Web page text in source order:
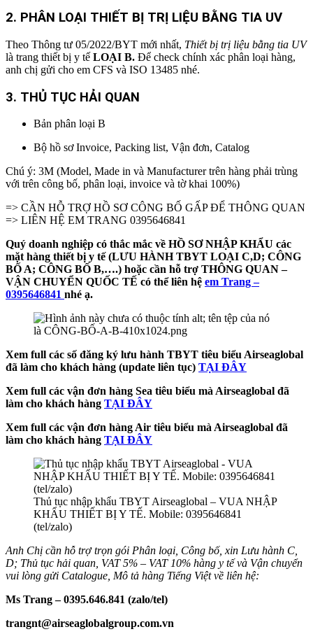
2. PHÂN LOẠI THIẾT BỊ TRỊ LIỆU BẰNG TIA UV
Theo Thông tư 05/2022/BYT mới nhất, Thiết bị trị liệu bằng tia UV
là trang thiết bị y tế LOẠI B. Để check chính xác phân loại hàng,
anh chị gửi cho em CFS và ISO 13485 nhé.
3. THỦ TỤC HẢI QUAN
Bản phân loại B
Bộ hồ sơ Invoice, Packing list, Vận đơn, Catalog
Chú ý: 3M (Model, Made in và Manufacturer trên hàng phải trùng
với trên công bố, phân loại, invoice và tờ khai 100%)
=> CẦN HỖ TRỢ HỒ SƠ CÔNG BỐ GẤP ĐỂ THÔNG QUAN
=> LIÊN HỆ EM TRANG 0395646841
Quý doanh nghiệp có thắc mắc về HỒ SƠ NHẬP KHẨU các
mặt hàng thiết bị y tế (LƯU HÀNH TBYT LOẠI C,D; CÔNG
BỐ A; CÔNG BỐ B,….) hoặc cần hỗ trợ THÔNG QUAN –
VẬN CHUYỂN QUỐC TẾ có thể liên hệ em Trang –
0395646841 nhé ạ.
Xem full các số đăng ký lưu hành TBYT tiêu biểu Airseaglobal
đã làm cho khách hàng (update liên tục) TẠI ĐÂY
Xem full các vận đơn hàng Sea tiêu biểu mà Airseaglobal đã
làm cho khách hàng TẠI ĐÂY
Xem full các vận đơn hàng Air tiêu biểu mà Airseaglobal đã
làm cho khách hàng TẠI ĐÂY
Thủ tục nhập khẩu TBYT Airseaglobal – VUA NHẬP
KHẨU THIẾT BỊ Y TẾ. Mobile: 0395646841
(tel/zalo)
Anh Chị cần hỗ trợ trọn gói Phân loại, Công bố, xin Lưu hành C,
D; Thủ tục hải quan, VAT 5% – VAT 10% hàng y tế và Vận chuyển
vui lòng gửi Catalogue, Mô tả hàng Tiếng Việt về liên hệ:
Ms Trang – 0395.646.841 (zalo/tel)
trangnt@airseaglobalgroup.com.vn